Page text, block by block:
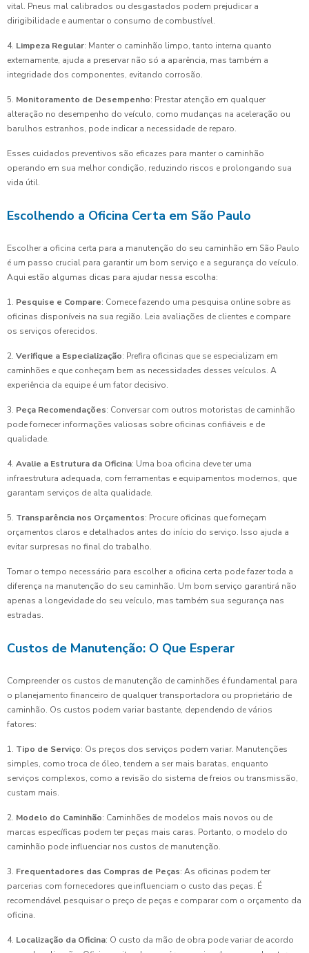
vital. Pneus mal calibrados ou desgastados podem prejudicar a
dirigibilidade e aumentar o consumo de combustível.
4. Limpeza Regular: Manter o caminhão limpo, tanto interna quanto
externamente, ajuda a preservar não só a aparência, mas também a
integridade dos componentes, evitando corrosão.
5. Monitoramento de Desempenho: Prestar atenção em qualquer
alteração no desempenho do veículo, como mudanças na aceleração ou
barulhos estranhos, pode indicar a necessidade de reparo.
Esses cuidados preventivos são eficazes para manter o caminhão
operando em sua melhor condição, reduzindo riscos e prolongando sua
vida útil.
Escolhendo a Oficina Certa em São Paulo
Escolher a oficina certa para a manutenção do seu caminhão em São Paulo
é um passo crucial para garantir um bom serviço e a segurança do veículo.
Aqui estão algumas dicas para ajudar nessa escolha:
1. Pesquise e Compare: Comece fazendo uma pesquisa online sobre as
oficinas disponíveis na sua região. Leia avaliações de clientes e compare
os serviços oferecidos.
2. Verifique a Especialização: Prefira oficinas que se especializam em
caminhões e que conheçam bem as necessidades desses veículos. A
experiência da equipe é um fator decisivo.
3. Peça Recomendações: Conversar com outros motoristas de caminhão
pode fornecer informações valiosas sobre oficinas confiáveis e de
qualidade.
4. Avalie a Estrutura da Oficina: Uma boa oficina deve ter uma
infraestrutura adequada, com ferramentas e equipamentos modernos, que
garantam serviços de alta qualidade.
5. Transparência nos Orçamentos: Procure oficinas que forneçam
orçamentos claros e detalhados antes do início do serviço. Isso ajuda a
evitar surpresas no final do trabalho.
Tomar o tempo necessário para escolher a oficina certa pode fazer toda a
diferença na manutenção do seu caminhão. Um bom serviço garantirá não
apenas a longevidade do seu veículo, mas também sua segurança nas
estradas.
Custos de Manutenção: O Que Esperar
Compreender os custos de manutenção de caminhões é fundamental para
o planejamento financeiro de qualquer transportadora ou proprietário de
caminhão. Os custos podem variar bastante, dependendo de vários
fatores:
1. Tipo de Serviço: Os preços dos serviços podem variar. Manutenções
simples, como troca de óleo, tendem a ser mais baratas, enquanto
serviços complexos, como a revisão do sistema de freios ou transmissão,
custam mais.
2. Modelo do Caminhão: Caminhões de modelos mais novos ou de
marcas específicas podem ter peças mais caras. Portanto, o modelo do
caminhão pode influenciar nos custos de manutenção.
3. Frequentadores das Compras de Peças: As oficinas podem ter
parcerias com fornecedores que influenciam o custo das peças. É
recomendável pesquisar o preço de peças e comparar com o orçamento da
oficina.
4. Localização da Oficina: O custo da mão de obra pode variar de acordo